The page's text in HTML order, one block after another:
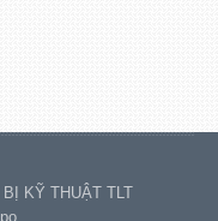
KỸ THUẬT TLT